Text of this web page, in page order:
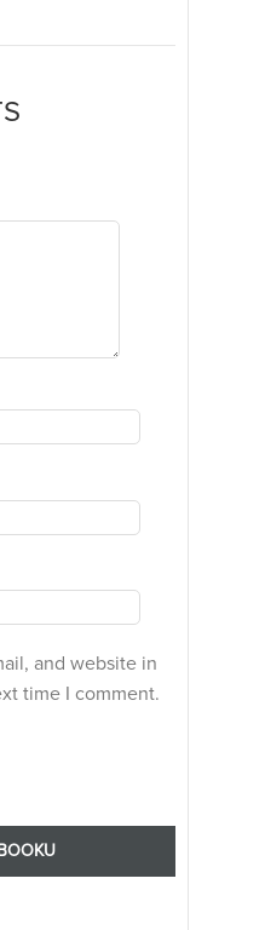
and website in
time I comment.